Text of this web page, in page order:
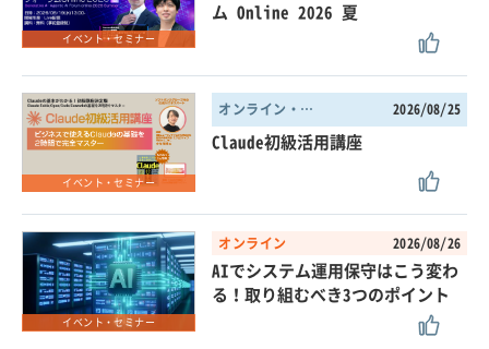
イベント・セミナー
ム Online 2026 夏
イベント・セミナー
オンライン・東京都 2026/08/25
Claude初級活用講座
イベント・セミナー
オンライン 2026/08/26
AIでシステム運用保守はこう変わ
る！取り組むべき3つのポイント